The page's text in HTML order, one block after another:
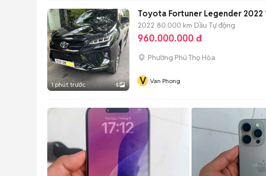
1 phút trước 5
Toyota Fortuner Legender 2022
2022 80.000 km Dầu Tự động
960.000.000 đ
Phường Phú Thọ Hòa
V Van Phong